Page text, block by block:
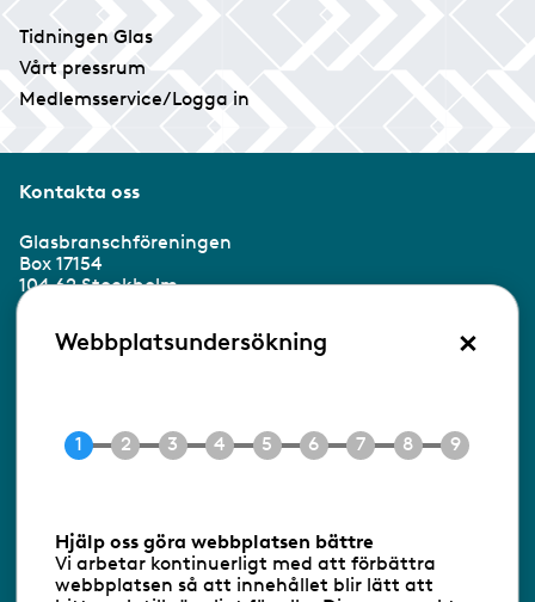
Tidningen Glas
Vårt pressrum
Medlemsservice/Logga in
Kontakta oss
Glasbranschföreningen
Box 17154
104 62 Stockholm
Besöksadress:
Ringvägen 100
E-post info@gbf.se
Följ oss via RSS
Webbplatsundersökning ×
Hjälp oss göra webbplatsen bättre
Vi arbetar kontinuerligt med att förbättra
webbplatsen så att innehållet blir lätt att